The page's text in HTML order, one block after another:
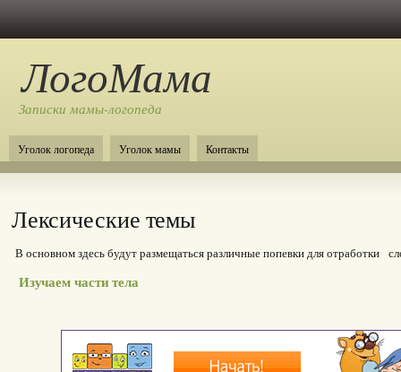
ЛогоМама
Записки мамы-логопеда
Уголок логопеда Уголок мамы Контакты
Лексические темы
В основном здесь будут размещаться различные попевки для отработки
Изучаем части тела